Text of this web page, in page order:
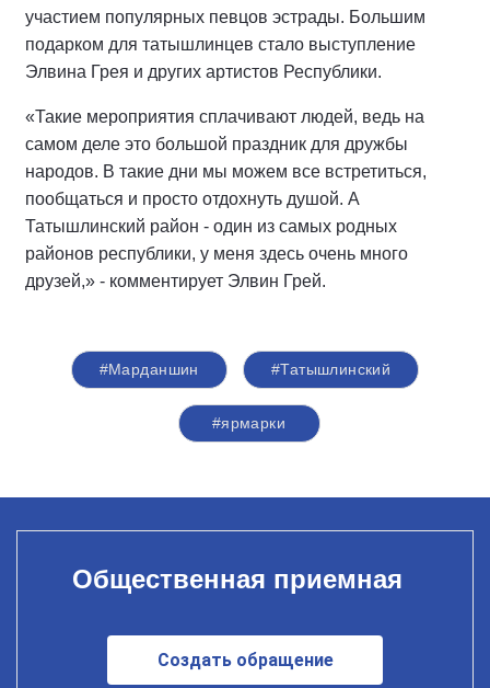
участием популярных певцов эстрады. Большим
подарком для татышлинцев стало выступление
Элвина Грея и других артистов Республики.
«Такие мероприятия сплачивают людей, ведь на
самом деле это большой праздник для дружбы
народов. В такие дни мы можем все встретиться,
пообщаться и просто отдохнуть душой. А
Татышлинский район - один из самых родных
районов республики, у меня здесь очень много
друзей,» - комментирует Элвин Грей.
#Марданшин #Татышлинский
#ярмарки
Общественная приемная
Создать обращение